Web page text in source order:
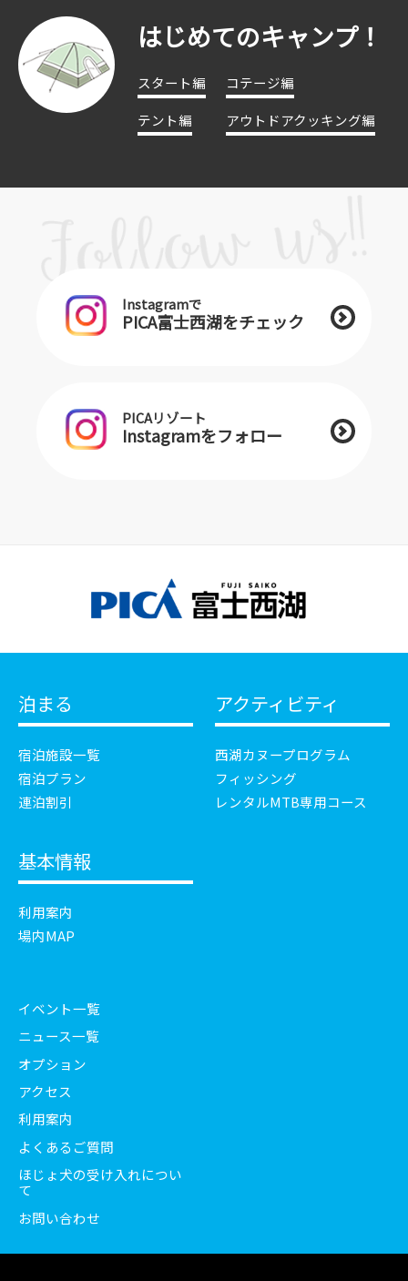
はじめてのキャンプ！
スタート編
コテージ編
テント編
アウトドアクッキング編
Instagramで
PICA富士西湖をチェック
PICAリゾート
Instagramをフォロー
泊まる
宿泊施設一覧
宿泊プラン
連泊割引
アクティビティ
西湖カヌープログラム
フィッシング
レンタルMTB専用コース
基本情報
利用案内
場内MAP
イベント一覧
ニュース一覧
オプション
アクセス
利用案内
よくあるご質問
ほじょ犬の受け入れについ
て
お問い合わせ